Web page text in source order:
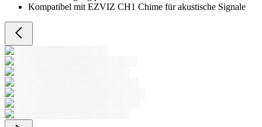
Kompatibel mit EZVIZ CH1 Chime für akustische Signale